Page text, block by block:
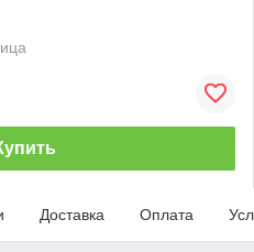
Доставка Оплата